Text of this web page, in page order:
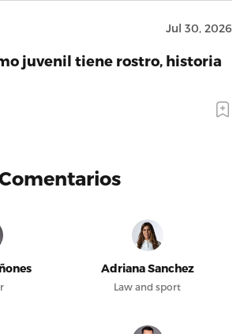
Jul 30, 2026
juvenil tiene rostro, historia
Adriana Sanchez
Law and sport